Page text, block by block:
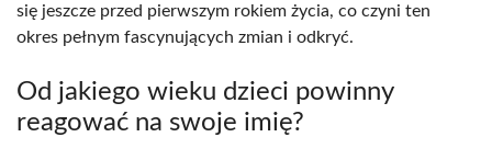
się jeszcze przed pierwszym rokiem życia, co czyni ten
okres pełnym fascynujących zmian i odkryć.
Od jakiego wieku dzieci powinny
reagować na swoje imię?